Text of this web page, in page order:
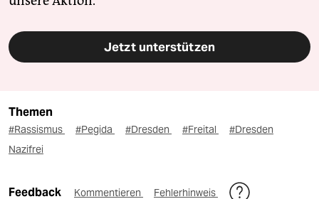
Jetzt unterstützen
Themen
#Rassismus #Pegida #Dresden #Freital
#Dresden
Nazifrei
Feedback Kommentieren Fehlerhinweis